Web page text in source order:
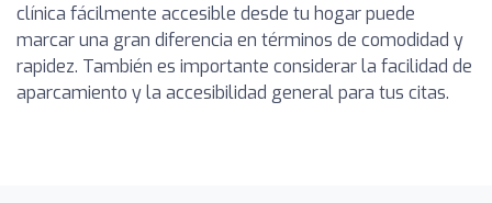
clínica fácilmente accesible desde tu hogar puede
marcar una gran diferencia en términos de comodidad y
rapidez. También es importante considerar la facilidad de
aparcamiento y la accesibilidad general para tus citas.